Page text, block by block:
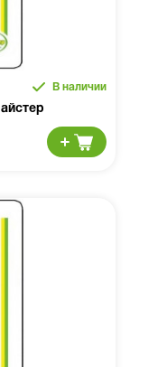
В наличии